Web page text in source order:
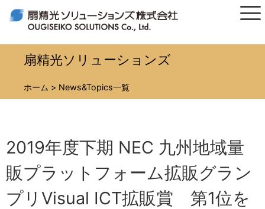
扇精光ソリューションズ
ホーム > News&Topics一覧
2019年度下期 NEC 九州地域量
販プラットフォーム拡販グラン
プリVisual ICT拡販賞 第1位を